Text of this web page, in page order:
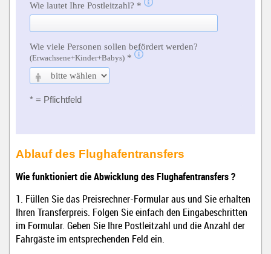
Ablauf des Flughafentransfers
Wie funktioniert die Abwicklung des Flughafentransfers ?
1. Füllen Sie das Preisrechner-Formular aus und Sie erhalten
Ihren Transferpreis. Folgen Sie einfach den Eingabeschritten
im Formular. Geben Sie Ihre Postleitzahl und die Anzahl der
Fahrgäste im entsprechenden Feld ein.